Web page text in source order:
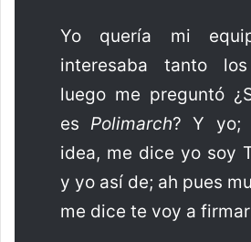
Yo quería mi
interesaba tanto
luego me preguntó
esPolimarch? Y yo;
idea, me dice yo soy
y yo así de; ah pues
me dice te voy a